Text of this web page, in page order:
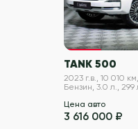
TANK 500
2023 г.в., 10 010
Бензин, 3.0 л., 299
Цена авто
3 616 000 ₽